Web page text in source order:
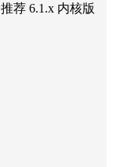
荐 6.1.x 内核版